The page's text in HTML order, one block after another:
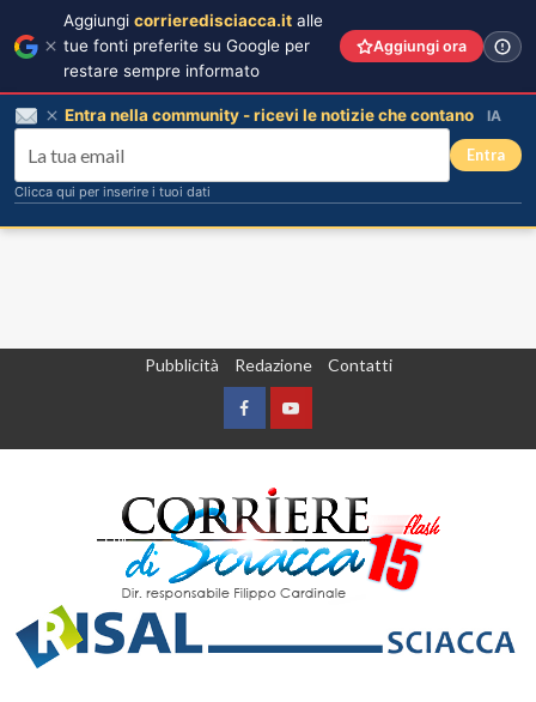
Pubblicità Redazione Contatti
FacebookYountube
Aggiungi corrieredisciacca.it alle
tue fonti preferite su Google per
restare sempre informato
Aggiungi ora
Entra nella community - ricevi le notizie che contano IA
Entra
Clicca qui per inserire i tuoi dati